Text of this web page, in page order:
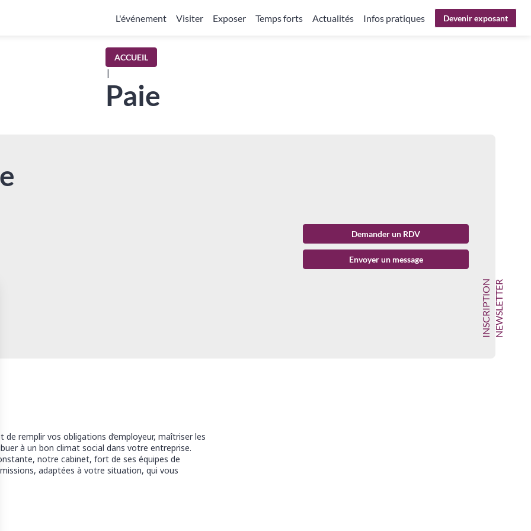
L'événement Visiter Exposer Temps forts Actualités Infos pratiques Devenir exposant
ACCUEIL
|
Paie
Demander un RDV
Envoyer un message
remplir vos obligations d’employeur, maîtriser les
à un bon climat social dans votre entreprise.
notre cabinet, fort de ses équipes de
adaptées à votre situation, qui vous
INSCRIPTIONNEWSLETTER